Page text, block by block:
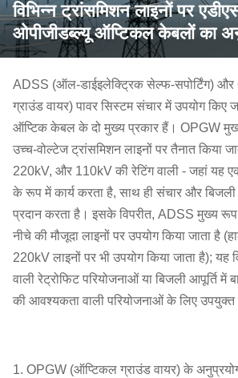
विभिन्न ट्रांसमिशन लाइनों पर
ओपीजीडब्ल्यू ऑप्टिकल केबलों का
ADSS (ऑल-डाईइलेक्ट्रिक सेल्फ-सपोर्टिंग)
ग्राउंड वायर) पावर सिस्टम संचार में उपयोग किए
ऑप्टिक केबल के दो मुख्य प्रकार हैं। OPGW
उच्च-वोल्टेज ट्रांसमिशन लाइनों पर तैनात किया
220kV, और 110kV की रेटिंग वाली - जहां यह
के रूप में कार्य करता है, साथ ही संचार और बिजली
प्रदान करता है। इसके विपरीत, ADSS मुख्य
नीचे की मौजूदा लाइनों पर उपयोग किया जाता है
220kV लाइनों पर भी उपयोग किया जाता है);
वाली रेट्रोफिट परियोजनाओं या बिजली आपूर्ति में
की आवश्यकता वाली परियोजनाओं के लिए उपयुक्त
1. OPGW (ऑप्टिकल ग्राउंड वायर) के